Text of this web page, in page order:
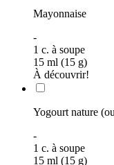
Mayonnaise
-
1 c. à soupe
15 ml (15 g)
À découvrir!
Yogourt nature
-
1 c. à soupe
15 ml (15 g)